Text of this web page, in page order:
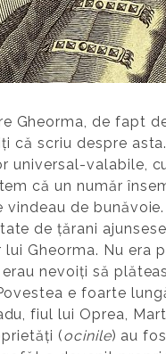
Gheorma, de fapt
că scriu despre
universal-valabile,
că un număr
vindeau de
de țărani
Gheorma. Nu era
nevoiți să
e foarte
fiul lui Oprea,
(ocinile) au